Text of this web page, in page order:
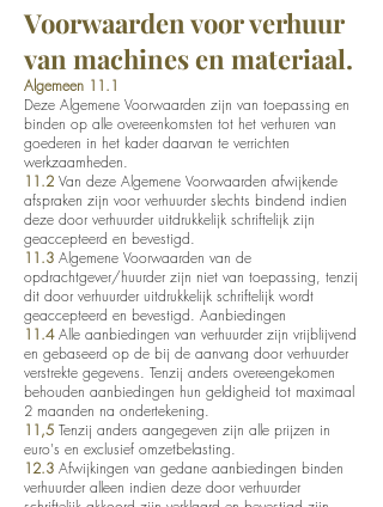
Voorwaarden voor verhuur
van machines en materiaal.
Algemeen 11.1
Deze Algemene Voorwaarden zijn van toepassing en
binden op alle overeenkomsten tot het verhuren van
goederen in het kader daarvan te verrichten
werkzaamheden.
11.2 Van deze Algemene Voorwaarden afwijkende
afspraken zijn voor verhuurder slechts bindend indien
deze door verhuurder uitdrukkelijk schriftelijk zijn
geaccepteerd en bevestigd.
11.3 Algemene Voorwaarden van de
opdrachtgever/huurder zijn niet van toepassing, tenzij
dit door verhuurder uitdrukkelijk schriftelijk wordt
geaccepteerd en bevestigd. Aanbiedingen
11.4Alle aanbiedingen van verhuurder zijn vrijblijvend
en gebaseerd op de bij de aanvang door verhuurder
verstrekte gegevens. Tenzij anders overeengekomen
behouden aanbiedingen hun geldigheid tot maximaal
2 maanden na ondertekening.
11,5 Tenzij anders aangegeven zijn alle prijzen in
euro's en exclusief omzetbelasting.
12.3 Afwijkingen van gedane aanbiedingen binden
verhuurder alleen indien deze door verhuurder